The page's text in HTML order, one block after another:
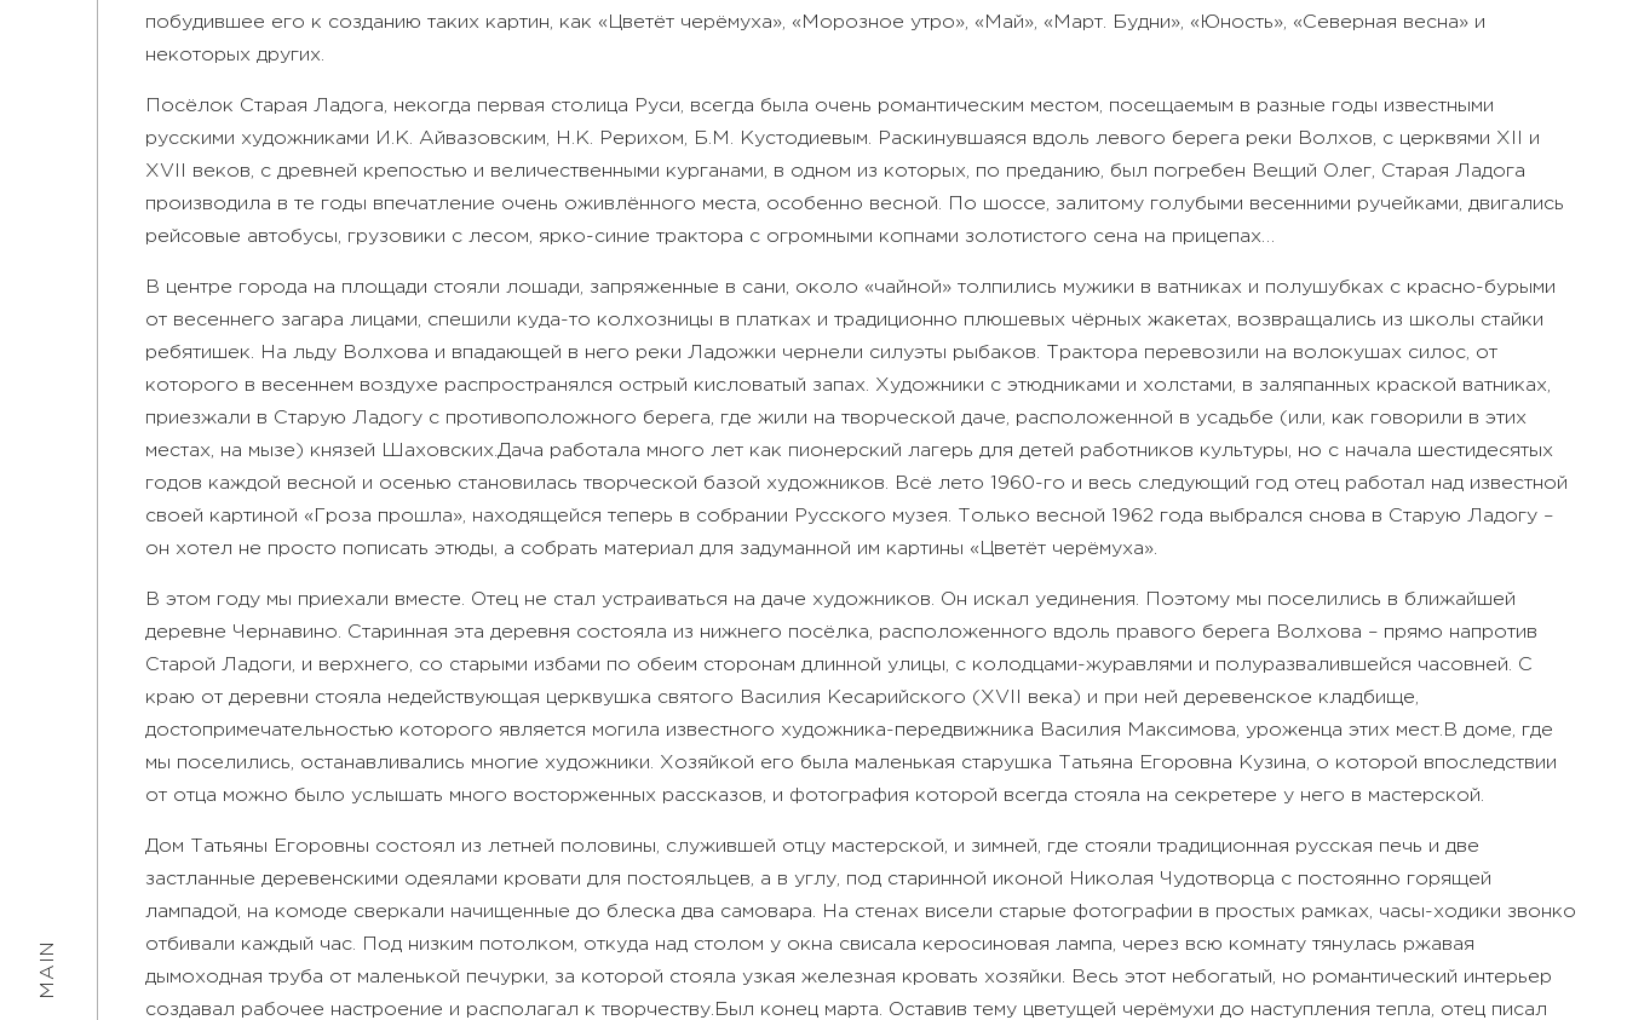
MAIN
побудившее его к созданию таких картин, как «Цветёт черёмуха», «Морозное утро», «Май», «Март. Будни», «Юность», «Северная весна» и
некоторых других.
Посёлок Старая Ладога, некогда первая столица Руси, всегда была очень романтическим местом, посещаемым в разные годы известными
русскими художниками И.К. Айвазовским, Н.К. Рерихом, Б.М. Кустодиевым. Раскинувшаяся вдоль левого берега реки Волхов, с церквями XII и
XVII веков, с древней крепостью и величественными курганами, в одном из которых, по преданию, был погребен Вещий Олег, Старая Ладога
производила в те годы впечатление очень оживлённого места, особенно весной. По шоссе, залитому голубыми весенними ручейками, двигались
рейсовые автобусы, грузовики с лесом, ярко-синие трактора с огромными копнами золотистого сена на прицепах…
В центре города на площади стояли лошади, запряженные в сани, около «чайной» толпились мужики в ватниках и полушубках с красно-бурыми
от весеннего загара лицами, спешили куда-то колхозницы в платках и традиционно плюшевых чёрных жакетах, возвращались из школы стайки
ребятишек. На льду Волхова и впадающей в него реки Ладожки чернели силуэты рыбаков. Трактора перевозили на волокушах силос, от
которого в весеннем воздухе распространялся острый кисловатый запах. Художники с этюдниками и холстами, в заляпанных краской ватниках,
приезжали в Старую Ладогу с противоположного берега, где жили на творческой даче, расположенной в усадьбе (или, как говорили в этих
местах, на мызе) князей Шаховских.Дача работала много лет как пионерский лагерь для детей работников культуры, но с начала шестидесятых
годов каждой весной и осенью становилась творческой базой художников. Всё лето 1960-го и весь следующий год отец работал над известной
своей картиной «Гроза прошла», находящейся теперь в собрании Русского музея. Только весной 1962 года выбрался снова в Старую Ладогу –
он хотел не просто пописать этюды, а собрать материал для задуманной им картины «Цветёт черёмуха».
В этом году мы приехали вместе. Отец не стал устраиваться на даче художников. Он искал уединения. Поэтому мы поселились в ближайшей
деревне Чернавино. Старинная эта деревня состояла из нижнего посёлка, расположенного вдоль правого берега Волхова – прямо напротив
Старой Ладоги, и верхнего, со старыми избами по обеим сторонам длинной улицы, с колодцами-журавлями и полуразвалившейся часовней. С
краю от деревни стояла недействующая церквушка святого Василия Кесарийского (XVII века) и при ней деревенское кладбище,
достопримечательностью которого является могила известного художника-передвижника Василия Максимова, уроженца этих мест. В доме, где
мы поселились, останавливались многие художники. Хозяйкой его была маленькая старушка Татьяна Егоровна Кузина, о которой впоследствии
от отца можно было услышать много восторженных рассказов, и фотография которой всегда стояла на секретере у него в мастерской.
Дом Татьяны Егоровны состоял из летней половины, служившей отцу мастерской, и зимней, где стояли традиционная русская печь и две
застланные деревенскими одеялами кровати для постояльцев, а в углу, под старинной иконой Николая Чудотворца с постоянно горящей
лампадой, на комоде сверкали начищенные до блеска два самовара. На стенах висели старые фотографии в простых рамках, часы-ходики звонко
отбивали каждый час. Под низким потолком, откуда над столом у окна свисала керосиновая лампа, через всю комнату тянулась ржавая
дымоходная труба от маленькой печурки, за которой стояла узкая железная кровать хозяйки. Весь этот небогатый, но романтический интерьер
создавал рабочее настроение и располагал к творчеству. Был конец марта. Оставив тему цветущей черёмухи до наступления тепла, отец писал